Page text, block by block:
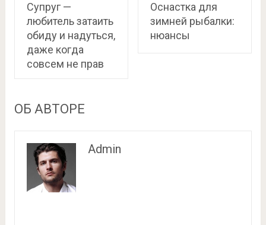
Супруг —
любитель затаить
обиду и надуться,
даже когда
совсем не прав
Оснастка для
зимней рыбалки:
нюансы
ОБ АВТОРЕ
Admin